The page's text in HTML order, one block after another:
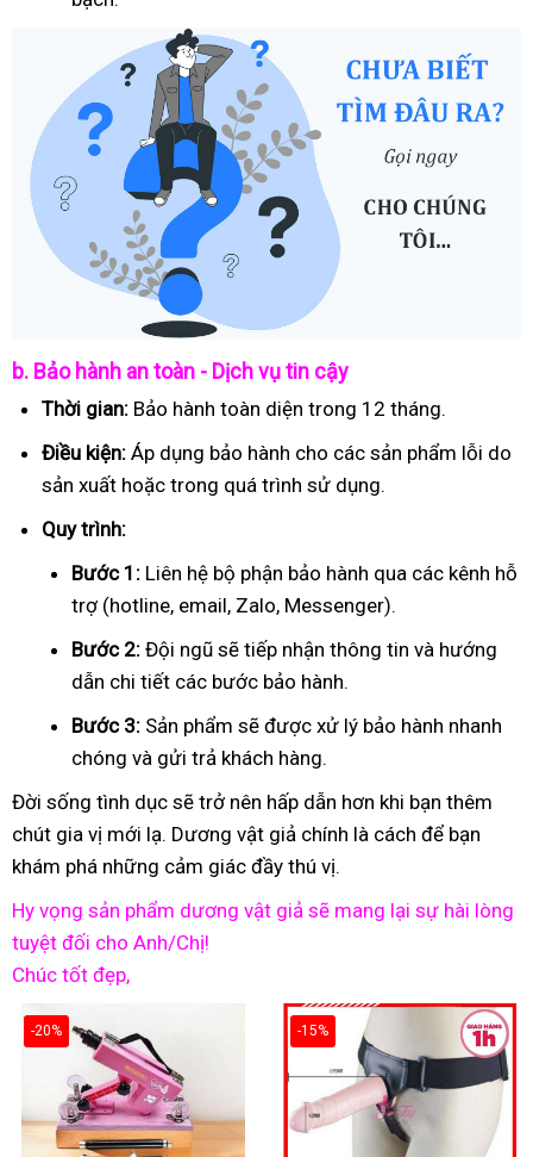
b. Bảo hành an toàn - Dịch vụ tin cậy
Thời gian: Bảo hành toàn diện trong 12 tháng.
Điều kiện: Áp dụng bảo hành cho các sản phẩm lỗi do
sản xuất hoặc trong quá trình sử dụng.
Quy trình:
Bước 1: Liên hệ bộ phận bảo hành qua các kênh hỗ
trợ (hotline, email, Zalo, Messenger).
Bước 2: Đội ngũ sẽ tiếp nhận thông tin và hướng
dẫn chi tiết các bước bảo hành.
Bước 3: Sản phẩm sẽ được xử lý bảo hành nhanh
chóng và gửi trả khách hàng.
Đời sống tình dục sẽ trở nên hấp dẫn hơn khi bạn thêm
chút gia vị mới lạ. Dương vật giả chính là cách để bạn
khám phá những cảm giác đầy thú vị.
Hy vọng sản phẩm dương vật giả sẽ mang lại sự hài lòng
tuyệt đối cho Anh/Chị!
Chúc tốt đẹp,
-20% -15%